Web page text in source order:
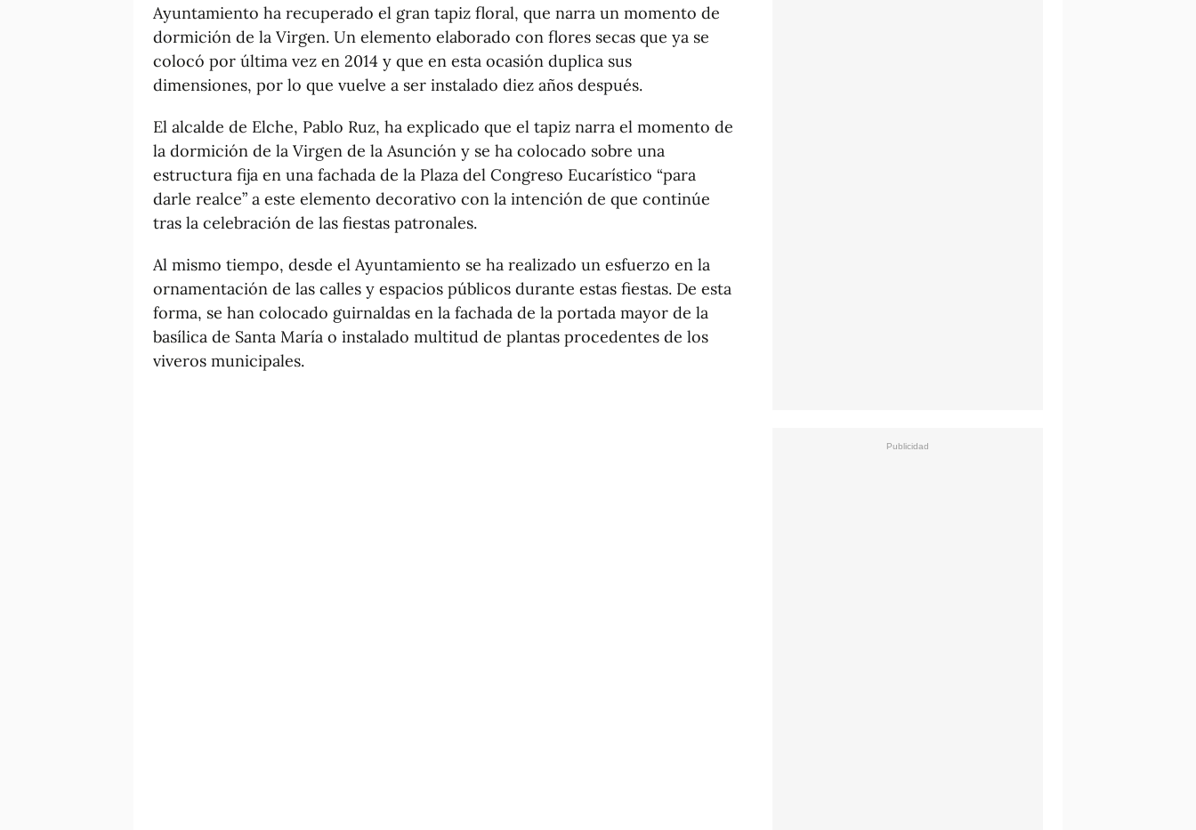
Ayuntamiento ha recuperado el gran tapiz floral, que narra un momento de
dormición de la Virgen. Un elemento elaborado con flores secas que ya se
colocó por última vez en 2014 y que en esta ocasión duplica sus
dimensiones, por lo que vuelve a ser instalado diez años después.
El alcalde de Elche, Pablo Ruz, ha explicado que el tapiz narra el momento de
la dormición de la Virgen de la Asunción y se ha colocado sobre una
estructura fija en una fachada de la Plaza del Congreso Eucarístico “para
darle realce” a este elemento decorativo con la intención de que continúe
tras la celebración de las fiestas patronales.
Al mismo tiempo, desde el Ayuntamiento se ha realizado un esfuerzo en la
ornamentación de las calles y espacios públicos durante estas fiestas. De esta
forma, se han colocado guirnaldas en la fachada de la portada mayor de la
basílica de Santa María o instalado multitud de plantas procedentes de los
viveros municipales.